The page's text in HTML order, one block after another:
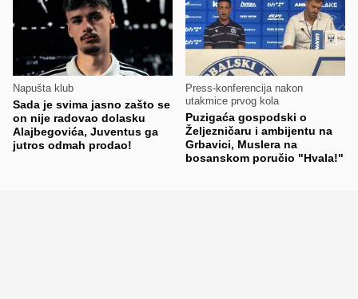
Napušta klub
Sada je svima jasno zašto se
on nije radovao dolasku
Alajbegovića, Juventus ga
jutros odmah prodao!
Press-konferencija nakon
utakmice prvog kola
Puzigaća gospodski o
Željezničaru i ambijentu na
Grbavici, Muslera na
bosanskom poručio "Hvala!"